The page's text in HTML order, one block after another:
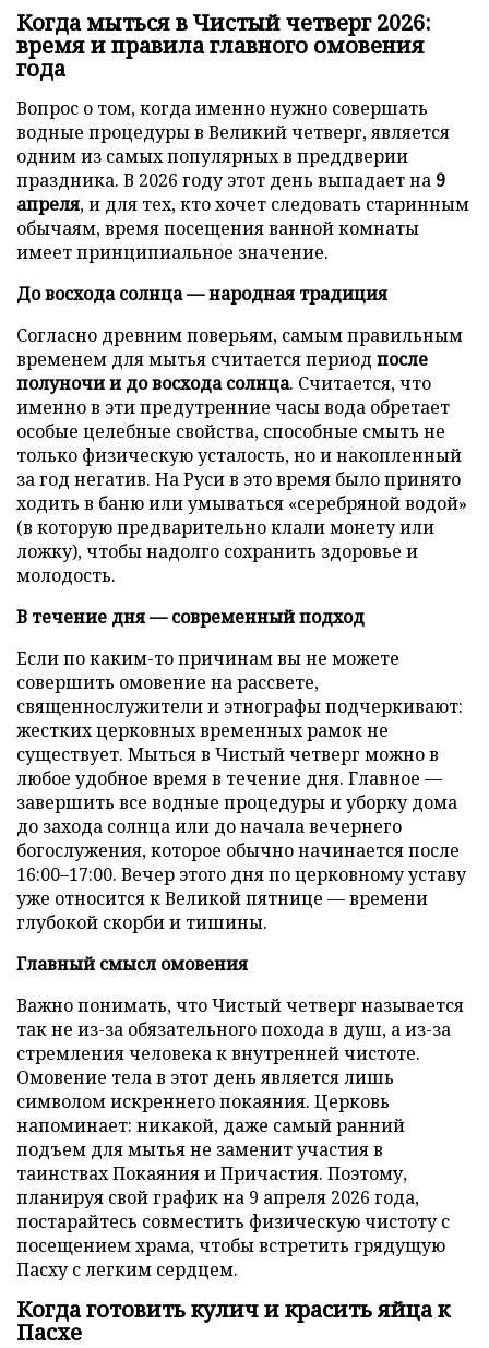
Когда мыться в Чистый четверг 2026:
время и правила главного омовения
года
Вопрос о том, когда именно нужно совершать
водные процедуры в Великий четверг, является
одним из самых популярных в преддверии
праздника. В 2026 году этот день выпадает на 9
апреля, и для тех, кто хочет следовать старинным
обычаям, время посещения ванной комнаты
имеет принципиальное значение.
До восхода солнца — народная традиция
Согласно древним поверьям, самым правильным
временем для мытья считается период после
полуночи и до восхода солнца. Считается, что
именно в эти предутренние часы вода обретает
особые целебные свойства, способные смыть не
только физическую усталость, но и накопленный
за год негатив. На Руси в это время было принято
ходить в баню или умываться «серебряной водой»
(в которую предварительно клали монету или
ложку), чтобы надолго сохранить здоровье и
молодость.
В течение дня — современный подход
Если по каким-то причинам вы не можете
совершить омовение на рассвете,
священнослужители и этнографы подчеркивают:
жестких церковных временных рамок не
существует. Мыться в Чистый четверг можно в
любое удобное время в течение дня. Главное —
завершить все водные процедуры и уборку дома
до захода солнца или до начала вечернего
богослужения, которое обычно начинается после
16:00–17:00. Вечер этого дня по церковному уставу
уже относится к Великой пятнице — времени
глубокой скорби и тишины.
Главный смысл омовения
Важно понимать, что Чистый четверг называется
так не из-за обязательного похода в душ, а из-за
стремления человека к внутренней чистоте.
Омовение тела в этот день является лишь
символом искреннего покаяния. Церковь
напоминает: никакой, даже самый ранний
подъем для мытья не заменит участия в
таинствах Покаяния и Причастия. Поэтому,
планируя свой график на 9 апреля 2026 года,
постарайтесь совместить физическую чистоту с
посещением храма, чтобы встретить грядущую
Пасху с легким сердцем.
Когда готовить кулич и красить яйца к
Пасхе